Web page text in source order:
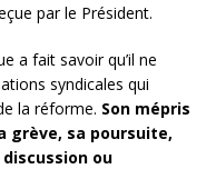
par le Président.
a fait savoir qu’il ne
syndicales qui
la réforme. Son mépris
grève, sa poursuite,
ou